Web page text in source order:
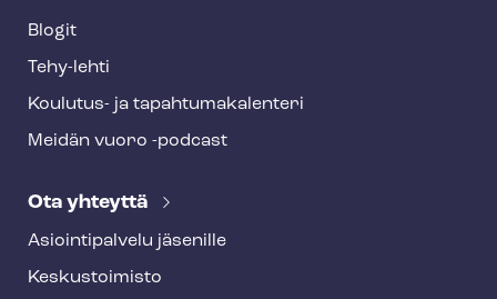
Blogit
Tehy-lehti
Koulutus- ja ta­pah­tu­ma­ka­len­te­ri
Meidän vuoro -podcast
Ota yhteyttä
Asioin­ti­pal­ve­lu jäsenille
Keskustoimisto